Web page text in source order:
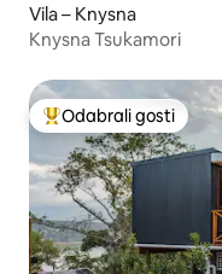
Vila – Knysna
Knysna Tsukamori
Među najviše
Odabrali gosti